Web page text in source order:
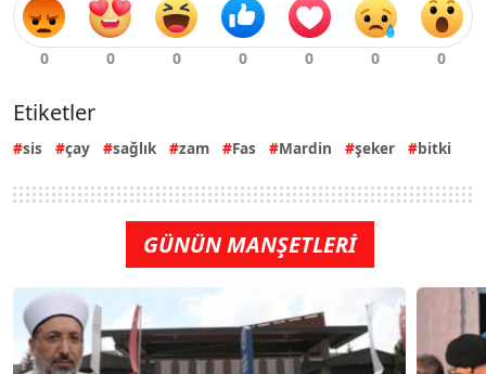
Etiketler
sis çay sağlık zam Fas Mardin şeker bitki
GÜNÜN MANŞETLERİ